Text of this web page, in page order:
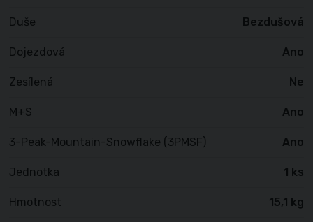
Duše Bezdušová
Dojezdová Ano
Zesílená Ne
M+S Ano
3-Peak-Mountain-Snowflake (3PMSF) Ano
Jednotka 1 ks
Hmotnost 15,1 kg